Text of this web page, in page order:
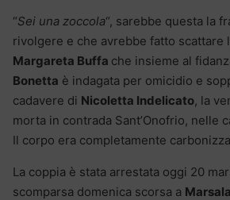
“Sei una zoccola“, sarebbe questa la
rivolgere e che avrebbe fatto scattare
Margareta Buffa che insieme al
Bonetta è indagata per omicidio e
cadavere di Nicoletta Indelicato, la
morta in contrada Sant’Onofrio, nelle
Il corpo era completamente
La coppia è stata arrestata oggi 20
scomparsa domenica scorsa a Marsala